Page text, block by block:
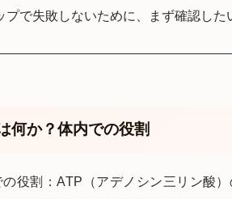
プで失敗しないために、まず確認した
何か？体内での役割
の役割：ATP（アデノシン三リン酸